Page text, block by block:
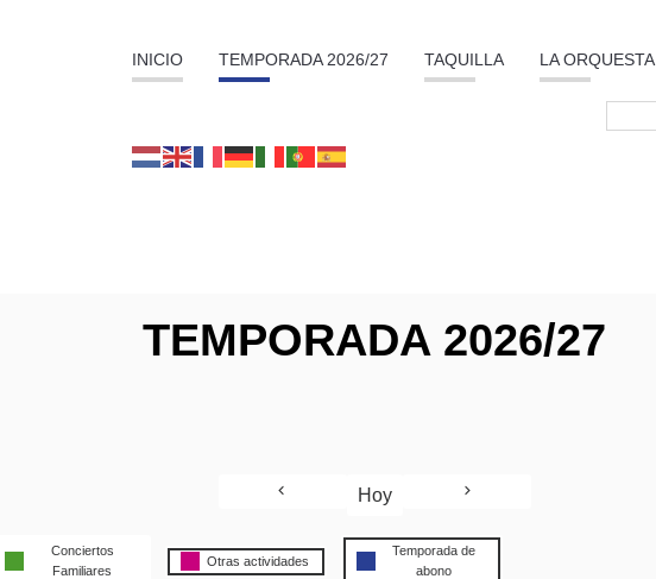
INICIO TEMPORADA 2026/27 TAQUILLA LA ORQUESTA
TEMPORADA 2026/27
Hoy
Conciertos
Familiares
Otras actividades
Temporada de
abono